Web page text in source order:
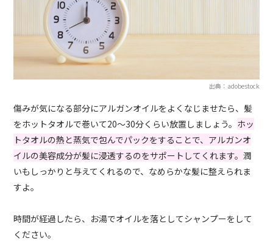
出典：adobestock
傷みが気になる部分にアルガンオイルをよくなじませたら、髪
をホットタオルで巻いて20～30分くらい放置しましょう。 ホッ
トタオルの熱と蒸気で包んでパックをすることで、アルガンオ
イルの美容成分が髪に浸透するのをサポートしてくれます。潤
いもしっかりと与えてくれるので、なめらかな髪に整えられま
すよ。
時間が経過したら、お湯でオイルを落としてシャンプーをして
ください。